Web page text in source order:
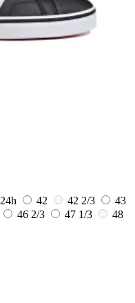
24h 42 42 2/3
43
46 2/3 47 1/3
48